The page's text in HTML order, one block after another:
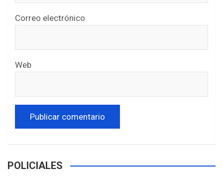
Correo electrónico
Web
POLICIALES